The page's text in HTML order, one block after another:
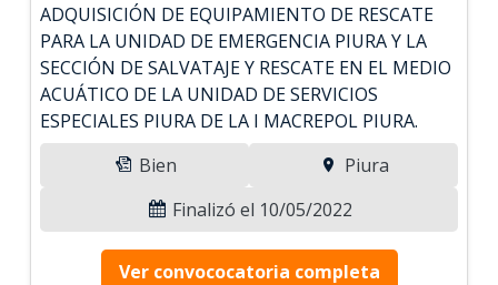
ADQUISICIÓN DE EQUIPAMIENTO DE RESCATE
PARA LA UNIDAD DE EMERGENCIA PIURA Y LA
SECCIÓN DE SALVATAJE Y RESCATE EN EL MEDIO
ACUÁTICO DE LA UNIDAD DE SERVICIOS
ESPECIALES PIURA DE LA I MACREPOL PIURA.
Bien
Piura
Finalizó el 10/05/2022
Ver convococatoria completa